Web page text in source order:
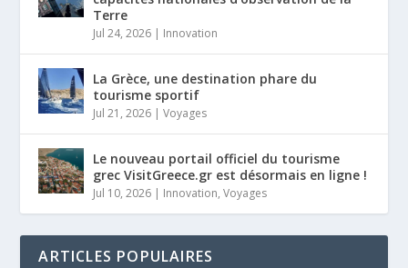
Terre
Jul 24, 2026 | Innovation
La Grèce, une destination phare du
tourisme sportif
Jul 21, 2026 |Voyages
Le nouveau portail officiel du tourisme
grec VisitGreece.gr est désormais en ligne !
Jul 10, 2026 | Innovation,Voyages
ARTICLES POPULAIRES